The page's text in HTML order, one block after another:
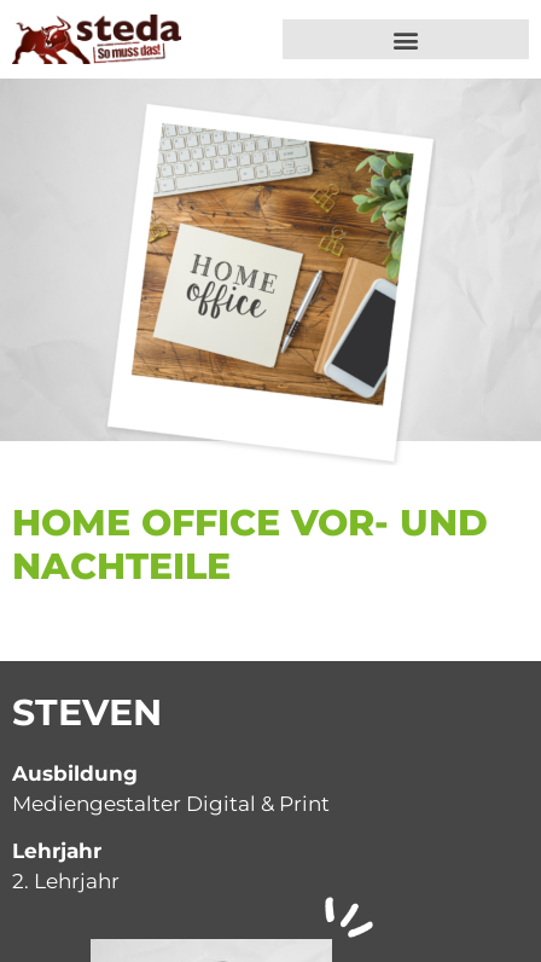
HOME OFFICE VOR- UND
NACHTEILE
STEVEN
Ausbildung
Mediengestalter Digital & Print
Lehrjahr
2. Lehrjahr